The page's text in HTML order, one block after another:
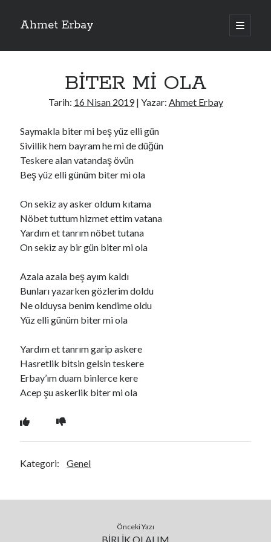
Ahmet Erbay
ana
menüyü
Yan
ELİF BENİ BIRAKMA
ÖLÜM GELSİN
DOĞRU YOLDAN ÇIKAMAM
Son Yorumlar
BAĞIŞLA ADINIiçindario72
BAĞIŞLA ADINIiçinold_betty6573
BAĞIŞLA ADINIiçinfoodie22
BAĞIŞLA ADINIiçinZoe72
Ara
BİTER Mİ OLA
Tarih: 16 Nisan 2019| Yazar: Ahmet Erbay
Saymakla biter mi beş yüz elli gün
Sivillik hem bayram he mi de düğün
Teskere alan vatandaş övün
Beş yüz elli günüm biter mi ola
On sekiz ay asker oldum kıtama
Nöbet tuttum hizmet ettim vatana
Yardım et tanrım nöbet tutana
On sekiz ay bir gün biter mi ola
Azala azala beş ayım kaldı
Bunları yazarken gözlerim doldu
Ne olduysa benim kendime oldu
Yüz elli günüm biter mi ola
Yardım et tanrım garip askere
Hasretlik bitsin gelsin teskere
Erbay’ım duam binlerce kere
Acep şu askerlik biter mi ola
Kategori: Genel
Önceki Yazı
BİRLİK OLALIM